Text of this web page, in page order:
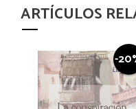
ARTÍCULOS
-